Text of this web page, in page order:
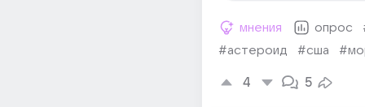
мнения опрос
#астероид
#сша
4 5